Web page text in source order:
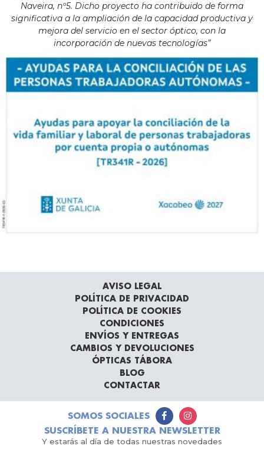
Naveira, nº5. Dicho proyecto ha contribuido de forma
significativa a la ampliación de la capacidad productiva y
mejora del servicio en el sector óptico, con la
incorporación de nuevas tecnologías”
AVISO LEGAL
POLÍTICA DE PRIVACIDAD
POLÍTICA DE COOKIES
CONDICIONES
ENVÍOS Y ENTREGAS
CAMBIOS Y DEVOLUCIONES
ÓPTICAS TÁBORA
BLOG
CONTACTAR
SOMOS SOCIALES
SUSCRÍBETE A NUESTRA NEWSLETTER
Y estarás al día de todas nuestras novedades